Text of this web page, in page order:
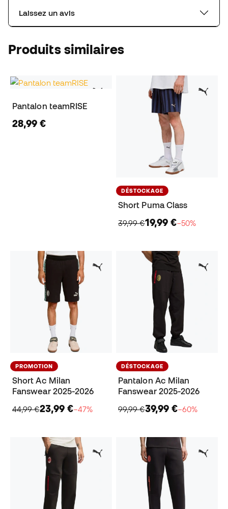
Laissez un avis
Produits similaires
Pantalon teamRISE
28,99 €
DÉSTOCKAGE
Short Puma Class
39,99 €19,99 €−50%
PROMOTION
Short Ac Milan
Fanswear 2025-2026
44,99 €23,99 €−47%
DÉSTOCKAGE
Pantalon Ac Milan
Fanswear 2025-2026
99,99 €39,99 €−60%